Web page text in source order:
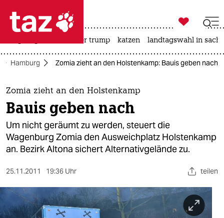
 taz zahl ich
taz zahl ich
themen
politik
öko
sport

taz zahl ich
usa unter trump katzen landtagswahl in
Hamburg Zomia zieht an den Holstenkamp: Bauis geben nach
Zomia zieht an den Holstenkamp
Bauis geben nach
Um nicht geräumt zu werden, steuert die
Wagenburg Zomia den Ausweichplatz Holstenkamp
an. Bezirk Altona sichert Alternativgelände zu.
25.11.2011 19:36 Uhr teilen